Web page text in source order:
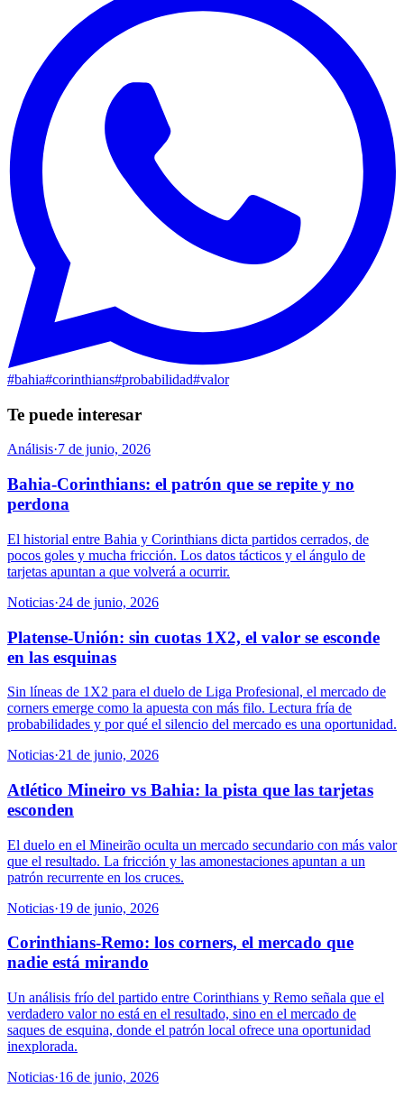
#bahia#corinthians#probabilidad#valor
Te puede interesar
Análisis·7 de junio, 2026
Bahia-Corinthians: el patrón que se repite y no
perdona
El historial entre Bahia y Corinthians dicta partidos cerrados, de
pocos goles y mucha fricción. Los datos tácticos y el ángulo de
tarjetas apuntan a que volverá a ocurrir.
Noticias·24 de junio, 2026
Platense-Unión: sin cuotas 1X2, el valor se esconde
en las esquinas
Sin líneas de 1X2 para el duelo de Liga Profesional, el mercado de
corners emerge como la apuesta con más filo. Lectura fría de
probabilidades y por qué el silencio del mercado es una oportunidad.
Noticias·21 de junio, 2026
Atlético Mineiro vs Bahia: la pista que las tarjetas
esconden
El duelo en el Mineirão oculta un mercado secundario con más valor
que el resultado. La fricción y las amonestaciones apuntan a un
patrón recurrente en los cruces.
Noticias·19 de junio, 2026
Corinthians-Remo: los corners, el mercado que
nadie está mirando
Un análisis frío del partido entre Corinthians y Remo señala que el
verdadero valor no está en el resultado, sino en el mercado de
saques de esquina, donde el patrón local ofrece una oportunidad
inexplorada.
Noticias·16 de junio, 2026